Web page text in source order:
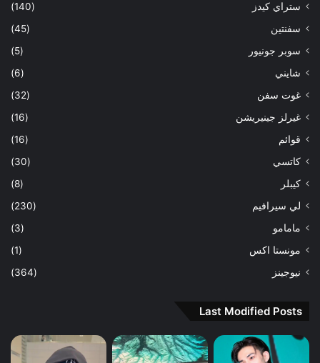
ستراي كيدز
(140)
سفنتين
(45)
سوبر جونيور
(5)
شايني
(6)
غوت سفن
(32)
غيرلز جينيريشن
(16)
قوائم
(16)
كاتسي
(30)
كيبلر
(8)
لي سيرافيم
(230)
مامامو
(3)
مونستا اكس
(1)
نيوجينز
(364)
Last Modified Posts